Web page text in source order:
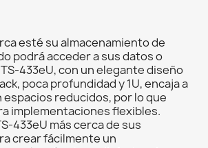
esté su almacenamiento de
podrá acceder a sus datos o
433eU, con un elegante diseño
poca profundidad y 1U, encaja a
espacios reducidos, por lo que
implementaciones flexibles.
433eU más cerca de sus
crear fácilmente un